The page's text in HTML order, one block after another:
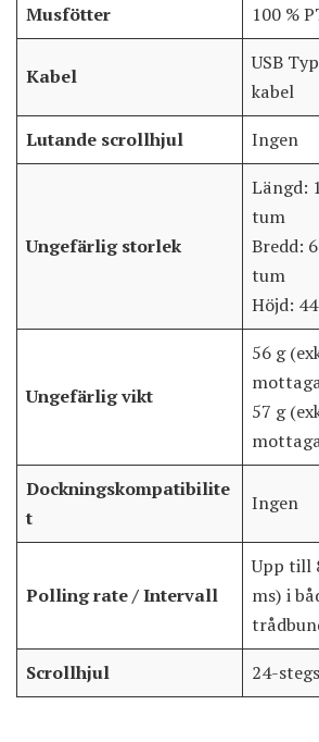
Musfötter
100 %
Kabel
USB
kabel
Lutande scrollhjul
Ingen
Ungefärlig storlek
Längd:
tum
Bredd:
tum
Höjd:
Ungefärlig vikt
56 g
57 g
Dockningskompatibilite
t
Ingen
Polling rate / Intervall
Upp till
ms) i
Scrollhjul
24-